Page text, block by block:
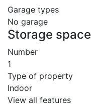
Garage types
No garage
Storage space
Number
1
Type of property
Indoor
View all features